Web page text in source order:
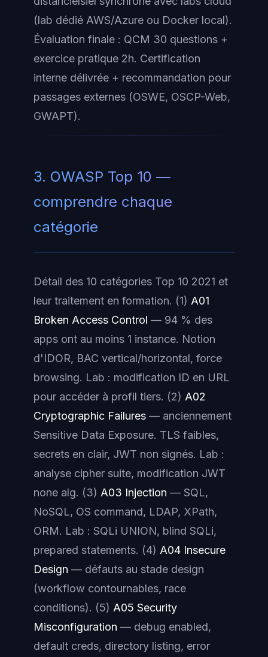
(lab dédié AWS/Azure ou Docker local).
Évaluation finale : QCM 30 questions +
exercice pratique 2h. Certification
interne délivrée + recommandation pour
passages externes (OSWE, OSCP-Web,
GWAPT).
3. OWASP Top 10 —
comprendre chaque
catégorie
Détail des 10 catégories Top 10 2021 et
leur traitement en formation. (1) A01
Broken Access Control — 94 % des
apps ont au moins 1 instance. Notion
d'IDOR, BAC vertical/horizontal, force
browsing. Lab : modification ID en URL
pour accéder à profil tiers. (2) A02
Cryptographic Failures — anciennement
Sensitive Data Exposure. TLS faibles,
secrets en clair, JWT non signés. Lab :
analyse cipher suite, modification JWT
none alg. (3) A03 Injection — SQL,
NoSQL, OS command, LDAP, XPath,
ORM. Lab : SQLi UNION, blind SQLi,
prepared statements. (4) A04 Insecure
Design — défauts au stade design
(workflow contournables, race
conditions). (5) A05 Security
Misconfiguration — debug enabled,
default creds, directory listing, error